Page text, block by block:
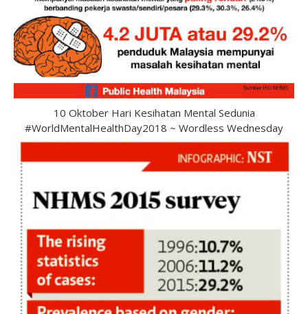
10 Oktober Hari Kesihatan Mental Sedunia
#WorldMentalHealthDay2018 ~ Wordless Wednesday